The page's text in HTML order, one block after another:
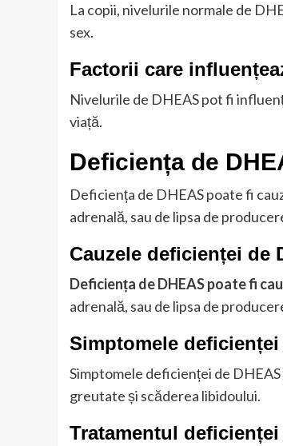
La copii, nivelurile normale de
sex.
Factorii care
Nivelurile de DHEAS pot fi
viață.
Deficiența de
Deficiența de DHEAS poate fi
adrenală, sau de lipsa de
Cauzele deficienței de
Deficiența de DHEAS poate fi
adrenală, sau de lipsa de
Simptomele deficienței
Simptomele deficienței de
greutate și scăderea libidoului.
Tratamentul deficienței